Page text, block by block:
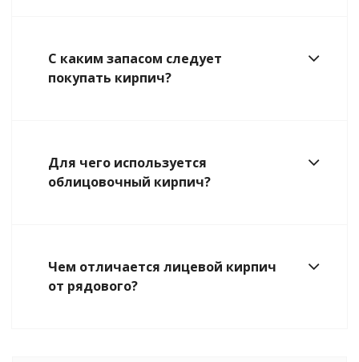
С каким запасом следует
покупать кирпич?
Для чего используется
облицовочный кирпич?
Чем отличается лицевой кирпич
от рядового?